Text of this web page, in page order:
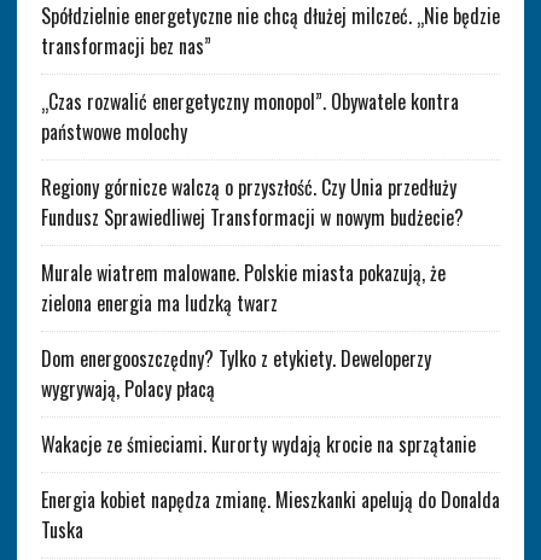
Spółdzielnie energetyczne nie chcą dłużej milczeć. „Nie będzie
transformacji bez nas”
„Czas rozwalić energetyczny monopol”. Obywatele kontra
państwowe molochy
Regiony górnicze walczą o przyszłość. Czy Unia przedłuży
Fundusz Sprawiedliwej Transformacji w nowym budżecie?
Murale wiatrem malowane. Polskie miasta pokazują, że
zielona energia ma ludzką twarz
Dom energooszczędny? Tylko z etykiety. Deweloperzy
wygrywają, Polacy płacą
Wakacje ze śmieciami. Kurorty wydają krocie na sprzątanie
Energia kobiet napędza zmianę. Mieszkanki apelują do Donalda
Tuska